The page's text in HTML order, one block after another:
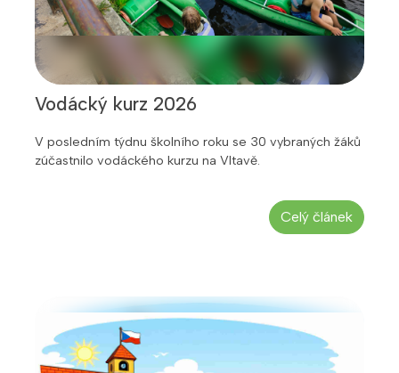
Vodácký kurz 2026
V posledním týdnu školního roku se 30 vybraných žáků
zúčastnilo vodáckého kurzu na Vltavě.
Celý článek